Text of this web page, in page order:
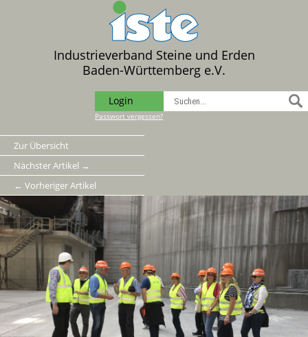
Industrieverband Steine und Erden
Baden-Württemberg e.V.
Login
Passwort vergessen?
Zur Übersicht
Nächster Artikel →
← Vorheriger Artikel